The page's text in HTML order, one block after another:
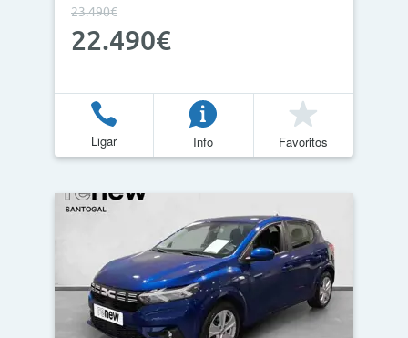
23.490€
22.490€
Ligar Info Favoritos